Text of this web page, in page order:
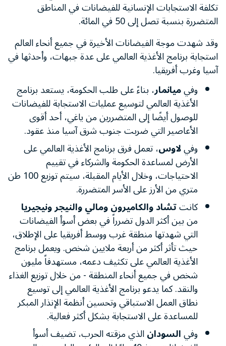
تكلفة الاستجابات الإنسانية للفيضانات في المناطق
المتضررة بنسبة تصل إلى 50 في المائة.
وقد شهدت موجة الفيضانات الأخيرة في جميع أنحاء العالم
استجابة برنامج الأغذية العالمي على عدة جبهات، وأحدثها في
آسيا وغرب أفريقيا.
وفيميانمار، بناءً على طلب الحكومة، يستعد برنامج
الأغذية العالمي لتوسيع عمليات الاستجابة للفيضانات
للوصول أيضًا إلى المتضررين من ياغي، أحد أقوى
الأعاصير التي ضربت جنوب شرق آسيا منذ عقود.
وفيلاوس، تعمل فرق برنامج الأغذية العالمي على
الأرض لمساعدة الحكومة والشركاء في تقييم
الاحتياجات، وخلال الأيام المقبلة، سيتم توزيع 100 طن
متري من الأرز على الأسر المتضررة.
كانتتشاد والكاميرون ومالي والنيجر ونيجيريا
من بين أكثر الدول تضرراً في بعض أسوأ الفيضانات
التي شهدتها منطقة غرب ووسط أفريقيا على الإطلاق،
حيث تأثر أكثر من أربعة ملايين شخص. ويعمل برنامج
الأغذية العالمي على تكثيف دعمه، مستهدفاً مليون
شخص في جميع أنحاء المنطقة - من خلال توزيع الغذاء
والنقد. كما يدعو برنامج الأغذية العالمي إلى توسيع
نطاق العمل الاستباقي وتحسين أنظمة الإنذار المبكر
للمساعدة على الاستجابة بشكل أكثر فعالية.
وفيالسودانالذي مزقته الحرب، تضيف أسوأ